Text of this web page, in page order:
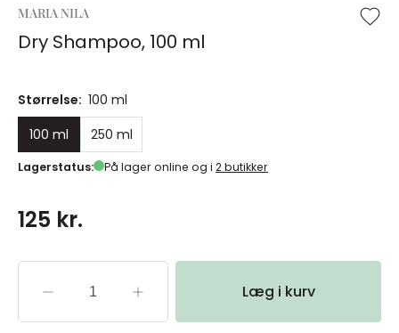
MARIA NILA
Dry Shampoo, 100 ml
Størrelse: 100 ml
100 ml
250 ml
Lagerstatus: På lager online og i 2 butikker
125 kr.
Læg i kurv